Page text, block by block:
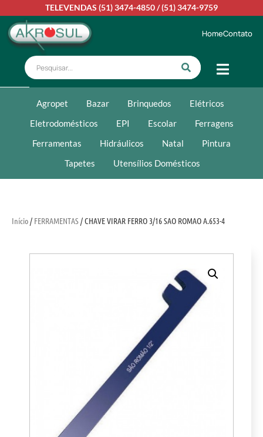
TELEVENDAS (51) 3474-4850/(51) 3474-9759
HomeContato
Agropet Bazar Brinquedos
Elétricos
Eletrodomésticos
EPI Escolar
Ferragens
Ferramentas
Hidráulicos Natal
Pintura
Tapetes
Utensílios Domésticos
Início/ FERRAMENTAS/ CHAVE VIRAR FERRO 3/16 SAO ROMAO A.653-4